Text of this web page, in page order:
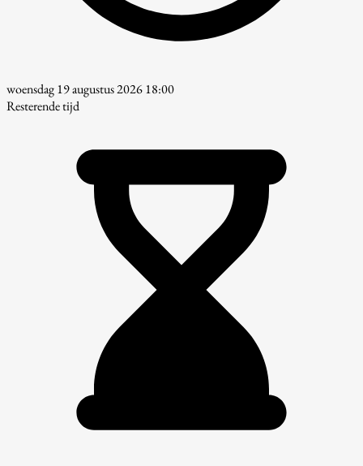
woensdag 19 augustus 2026 18:00
Resterende tijd